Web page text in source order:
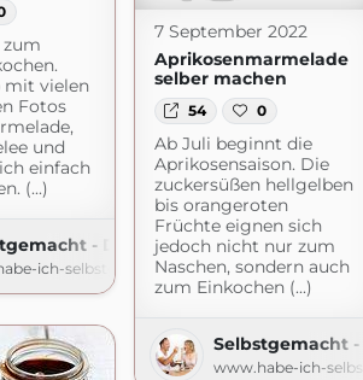
mit vielen
Fotos
und
einfach
(...)
- Der Foodblog
ich-selbstgemacht.de
7 September 2022
Aprikosenmarmelade
selber machen
54 0
Ab Juli beginnt die
Aprikosensaison. Die
zuckersüßen hellgelben
bis orangeroten
Früchte eignen sich
jedoch nicht nur zum
Naschen, sondern auch
zum Einkochen (...)
Selbstgemacht
www.habe-ich-